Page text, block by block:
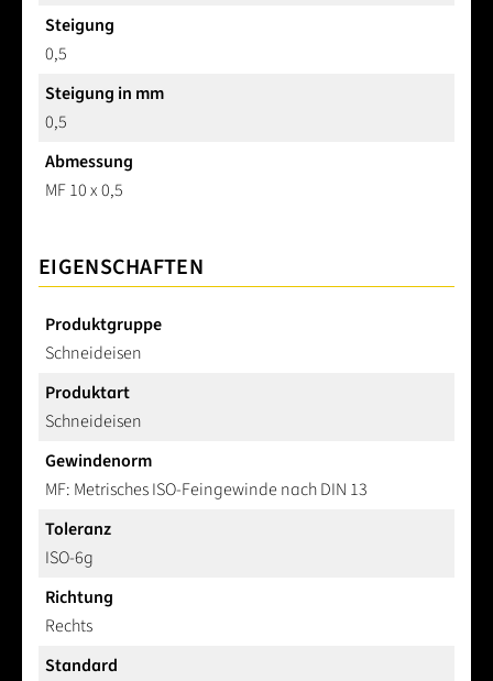
Steigung
0,5
Steigung in mm
0,5
Abmessung
MF 10 x 0,5
EIGENSCHAFTEN
Produktgruppe
Schneideisen
Produktart
Schneideisen
Gewindenorm
MF: Metrisches ISO-Feingewinde nach DIN 13
Toleranz
ISO-6g
Richtung
Rechts
Standard